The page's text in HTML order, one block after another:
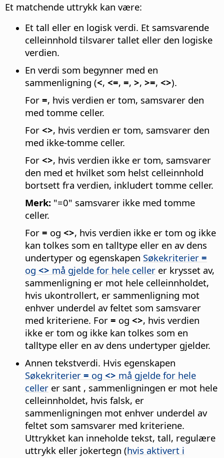
Et matchende uttrykk kan være:
Et tall eller en logisk verdi. Et samsvarende
celleinnhold tilsvarer tallet eller den logiske
verdien.
En verdi som begynner med en
sammenligning (<, <=, =, >, >=, <>).
For =, hvis verdien er tom, samsvarer den
med tomme celler.
For <>, hvis verdien er tom, samsvarer den
med ikke-tomme celler.
For <>, hvis verdien ikke er tom, samsvarer
den med et hvilket som helst celleinnhold
bortsett fra verdien, inkludert tomme celler.
Merk: "=0" samsvarer ikke med tomme
celler.
For = og <>, hvis verdien ikke er tom og ikke
kan tolkes som en talltype eller en av dens
undertyper og egenskapen Søkekriterier =
og <> må gjelde for hele celler er krysset av,
sammenligning er mot hele celleinnholdet,
hvis ukontrollert, er sammenligning mot
enhver underdel av feltet som samsvarer
med kriteriene. For = og <>, hvis verdien
ikke er tom og ikke kan tolkes som en
talltype eller en av dens undertyper gjelder.
Annen tekstverdi. Hvis egenskapen
Søkekriterier = og <> må gjelde for hele
celler er sant , sammenligningen er mot hele
celleinnholdet, hvis falsk, er
sammenligningen mot enhver underdel av
feltet som samsvarer med kriteriene.
Uttrykket kan inneholde tekst, tall, regulære
uttrykk eller jokertegn (hvis aktivert i